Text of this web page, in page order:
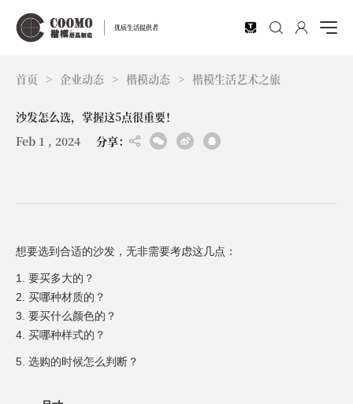
优质生活提供者
首页 > 企业动态 > 楷模动态 > 楷模生活艺术之旅
沙发怎么选，掌握这5点很重要！
Feb 1 , 2024
分享：
想要选到合适的沙发，无非需要考虑这几点：
1. 要买多大的？
2. 买哪种材质的？
3. 要买什么颜色的？
4. 买哪种样式的？
5. 选购的时候怎么判断？